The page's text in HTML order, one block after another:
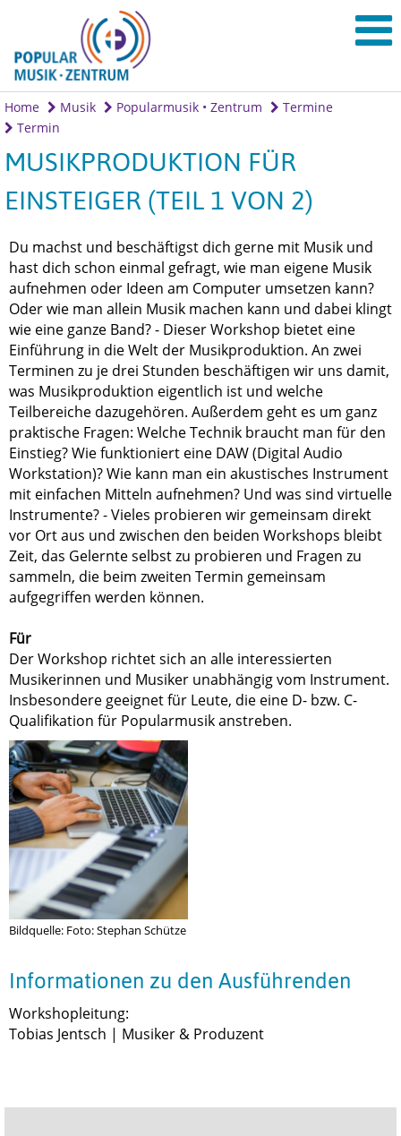
Home Musik Popularmusik • Zentrum
Termine
Termin
MUSIKPRODUKTION FÜR
EINSTEIGER (TEIL 1 VON 2)
Du machst und beschäftigst dich gerne mit Musik und
hast dich schon einmal gefragt, wie man eigene Musik
aufnehmen oder Ideen am Computer umsetzen kann?
Oder wie man allein Musik machen kann und dabei klingt
wie eine ganze Band? - Dieser Workshop bietet eine
Einführung in die Welt der Musikproduktion. An zwei
Terminen zu je drei Stunden beschäftigen wir uns damit,
was Musikproduktion eigentlich ist und welche
Teilbereiche dazugehören. Außerdem geht es um ganz
praktische Fragen: Welche Technik braucht man für den
Einstieg? Wie funktioniert eine DAW (Digital Audio
Workstation)? Wie kann man ein akustisches Instrument
mit einfachen Mitteln aufnehmen? Und was sind virtuelle
Instrumente? - Vieles probieren wir gemeinsam direkt
vor Ort aus und zwischen den beiden Workshops bleibt
Zeit, das Gelernte selbst zu probieren und Fragen zu
sammeln, die beim zweiten Termin gemeinsam
aufgegriffen werden können.
Für
Der Workshop richtet sich an alle interessierten
Musikerinnen und Musiker unabhängig vom Instrument.
Insbesondere geeignet für Leute, die eine D- bzw. C-
Qualifikation für Popularmusik anstreben.
Bildquelle: Foto: Stephan Schütze
Informationen zu den Ausführenden
Workshopleitung:
Tobias Jentsch | Musiker & Produzent